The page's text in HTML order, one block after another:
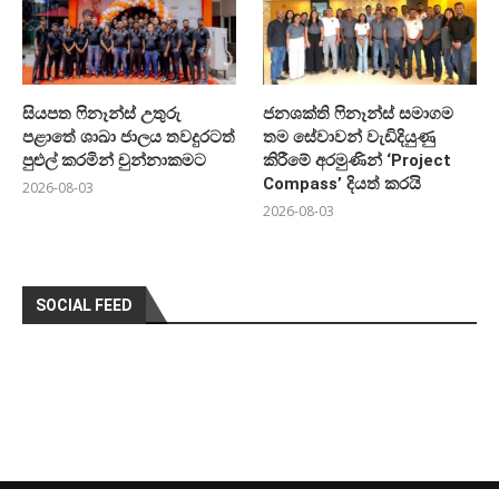
සියපත ෆිනෑන්ස් උතුරු
පළාතේ ශාඛා ජාලය තවදුරටත්
පුළුල් කරමින් චුන්නාකමට
2026-08-03
ජනශක්ති ෆිනෑන්ස් සමාගම
තම සේවාවන් වැඩිදියුණු
කිරීමේ අරමුණින් ‘Project
Compass’ දියත් කරයි
2026-08-03
SOCIAL FEED